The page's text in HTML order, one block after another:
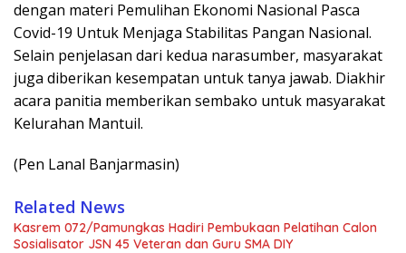
dengan materi Pemulihan Ekonomi Nasional Pasca
Covid-19 Untuk Menjaga Stabilitas Pangan Nasional.
Selain penjelasan dari kedua narasumber, masyarakat
juga diberikan kesempatan untuk tanya jawab. Diakhir
acara panitia memberikan sembako untuk masyarakat
Kelurahan Mantuil.
(Pen Lanal Banjarmasin)
Related News
Kasrem 072/Pamungkas Hadiri Pembukaan Pelatihan Calon
Sosialisator JSN 45 Veteran dan Guru SMA DIY